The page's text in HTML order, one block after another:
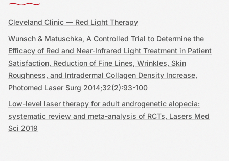
Cleveland Clinic — Red Light Therapy
Wunsch & Matuschka, A Controlled Trial to Determine the
Efficacy of Red and Near-Infrared Light Treatment in Patient
Satisfaction, Reduction of Fine Lines, Wrinkles, Skin
Roughness, and Intradermal Collagen Density Increase,
Photomed Laser Surg 2014;32(2):93-100
Low-level laser therapy for adult androgenetic alopecia:
systematic review and meta-analysis of RCTs, Lasers Med
Sci 2019